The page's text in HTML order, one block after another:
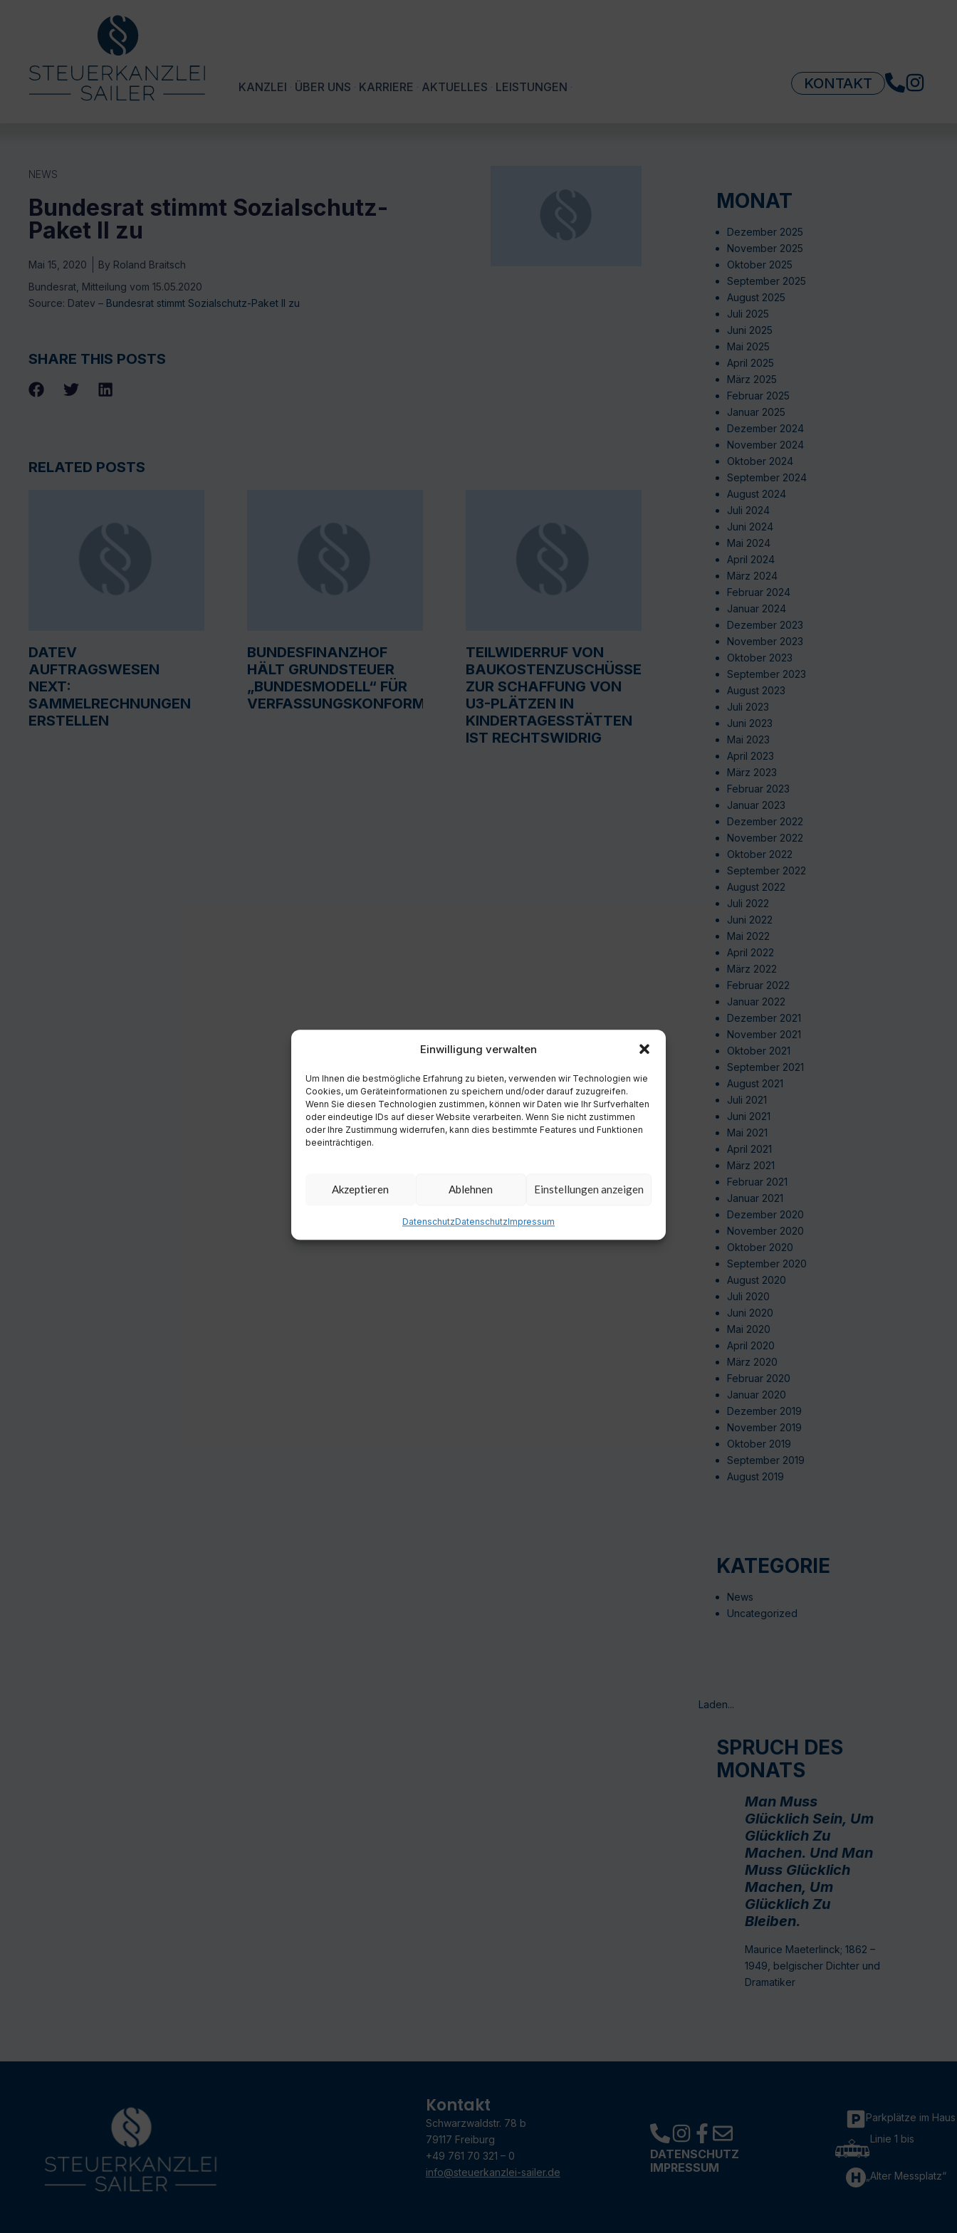
Einwilligung verwalten
Um Ihnen die bestmögliche Erfahrung zu bieten, verwenden wir Technologien wie
Cookies, um Geräteinformationen zu speichern und/oder darauf zuzugreifen.
Wenn Sie diesen Technologien zustimmen, können wir Daten wie Ihr Surfverhalten
oder eindeutige IDs auf dieser Website verarbeiten. Wenn Sie nicht zustimmen
oder Ihre Zustimmung widerrufen, kann dies bestimmte Features und Funktionen
beeinträchtigen.
Akzeptieren Ablehnen Einstellungen anzeigen
DatenschutzDatenschutzImpressum
KANZLEI ÜBER UNS KARRIERE AKTUELLES LEISTUNGEN KONTAKT
NEWS
Bundesrat stimmt Sozialschutz-
Paket II zu
Mai 15, 2020 By Roland Braitsch
Bundesrat, Mitteilung vom 15.05.2020
Source: Datev – Bundesrat stimmt Sozialschutz-Paket II zu
SHARE THIS POSTS
RELATED POSTS
DATEV
AUFTRAGSWESEN
NEXT:
SAMMELRECHNUNGEN
ERSTELLEN
BUNDESFINANZHOF
HÄLT GRUNDSTEUER
„BUNDESMODELL“ FÜR
VERFASSUNGSKONFORM
TEILWIDERRUF VON
BAUKOSTENZUSCHÜSSEN
ZUR SCHAFFUNG VON
U3-PLÄTZEN IN
KINDERTAGESSTÄTTEN
IST RECHTSWIDRIG
MONAT
Dezember 2025
November 2025
Oktober 2025
September 2025
August 2025
Juli 2025
Juni 2025
Mai 2025
April 2025
März 2025
Februar 2025
Januar 2025
Dezember 2024
November 2024
Oktober 2024
September 2024
August 2024
Juli 2024
Juni 2024
Mai 2024
April 2024
März 2024
Februar 2024
Januar 2024
Dezember 2023
November 2023
Oktober 2023
September 2023
August 2023
Juli 2023
Juni 2023
Mai 2023
April 2023
März 2023
Februar 2023
Januar 2023
Dezember 2022
November 2022
Oktober 2022
September 2022
August 2022
Juli 2022
Juni 2022
Mai 2022
April 2022
März 2022
Februar 2022
Januar 2022
Dezember 2021
November 2021
Oktober 2021
September 2021
August 2021
Juli 2021
Juni 2021
Mai 2021
April 2021
März 2021
Februar 2021
Januar 2021
Dezember 2020
November 2020
Oktober 2020
September 2020
August 2020
Juli 2020
Juni 2020
Mai 2020
April 2020
März 2020
Februar 2020
Januar 2020
Dezember 2019
November 2019
Oktober 2019
September 2019
August 2019
KATEGORIE
News
Uncategorized
Laden...
SPRUCH DES
MONATS
Man Muss
Glücklich Sein, Um
Glücklich Zu
Machen. Und Man
Muss Glücklich
Machen, Um
Glücklich Zu
Bleiben.
Maurice Maeterlinck; 1862 –
1949, belgischer Dichter und
Dramatiker
Kontakt
Schwarzwaldstr. 78 b
79117 Freiburg
+49 761 70 321 – 0
info@steuerkanzlei-sailer.de
DATENSCHUTZ
IMPRESSUM
Parkplätze im Haus
Linie 1 bis
„Alter Messplatz“